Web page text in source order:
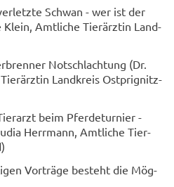
Schwan - wer ist der
Klein, Amt­li­che Tier­ärz­tin Land­
Not­schlach­tung (Dr.
Land­kreis Ostprignitz-​
beim Pfer­de­tur­nier -
Herr­mann, Amt­li­che Tier­
Vor­trä­ge be­steht die Mög­